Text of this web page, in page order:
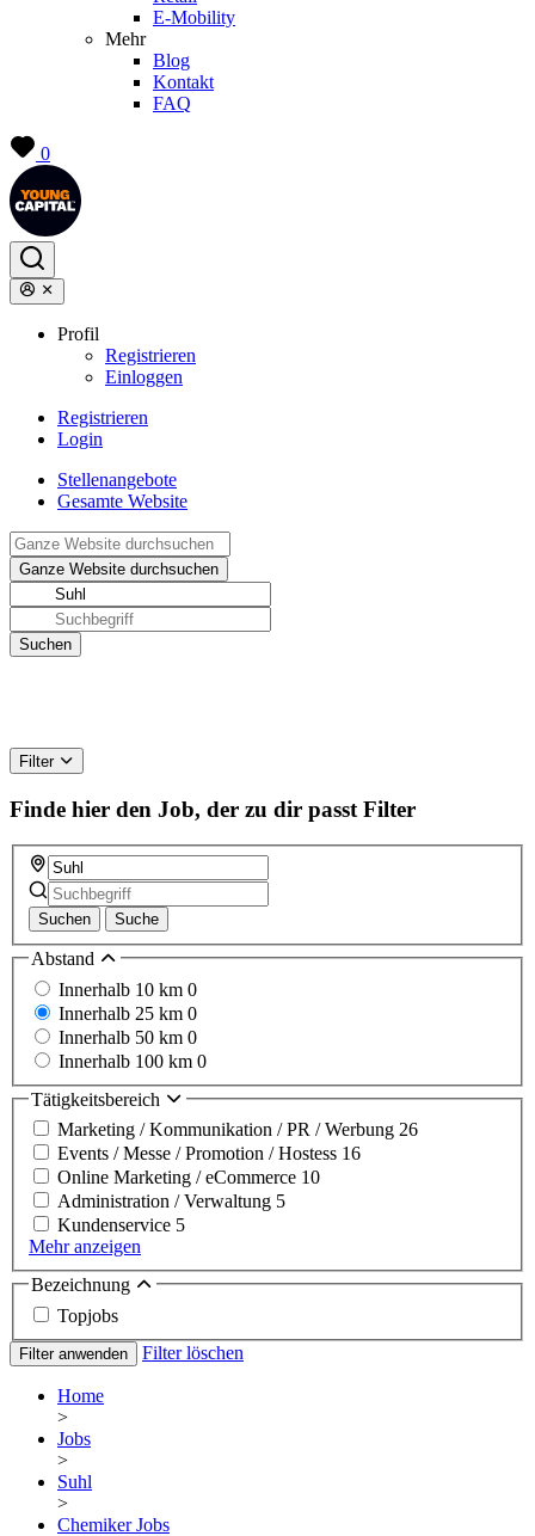
E-Mobility
Mehr
Blog
Kontakt
FAQ
0
Profil
Registrieren
Einloggen
Registrieren
Login
Stellenangebote
Gesamte Website
Filter
Finde hier den Job, der zu dir passt Filter
Suchen Suche
Abstand
Innerhalb 10 km 0
Innerhalb 25 km 0
Innerhalb 50 km 0
Innerhalb 100 km 0
Tätigkeitsbereich
Marketing / Kommunikation / PR / Werbung 26
Events / Messe / Promotion / Hostess 16
Online Marketing / eCommerce 10
Administration / Verwaltung 5
Kundenservice 5
Mehr anzeigen
Bezeichnung
Topjobs
Filter anwenden Filter löschen
Home
>
Jobs
>
Suhl
>
Chemiker Jobs